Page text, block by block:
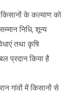
किसानों के कल्याण को
निधि, शून्य
तथा कृषि
प्रदान किया है
गांवों में किसानों से